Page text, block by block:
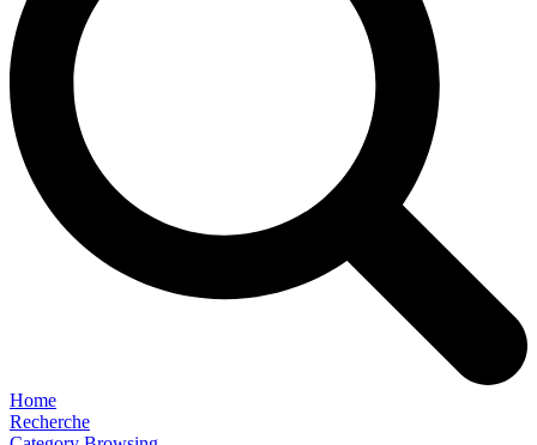
Home
Recherche